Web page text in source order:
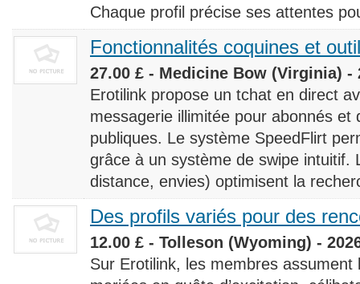
Chaque profil précise ses attentes
Fonctionnalités coquines et
27.00 £ - Medicine Bow (Virginia) -
Erotilink propose un tchat en direct
messagerie illimitée pour abonnés et
publiques. Le système SpeedFlirt
grâce à un système de swipe intuitif.
distance, envies) optimisent la
Des profils variés pour des
12.00 £ - Tolleson (Wyoming) -
Sur Erotilink, les membres